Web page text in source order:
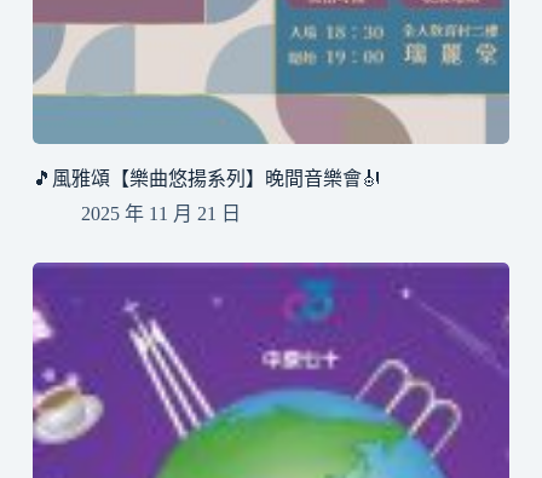
🎵風雅頌【樂曲悠揚系列】晚間音樂會🎻
2025 年 11 月 21 日